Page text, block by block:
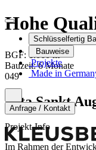
Schlüsselfertig
Bauweise
Projekte
Made in
Anfrage / Kontakt
Hohe
BGF: 1.060m2
Bauzeit: 6 Monate
049
Kita Sankt
Projekt-Info
Im Rahmen der